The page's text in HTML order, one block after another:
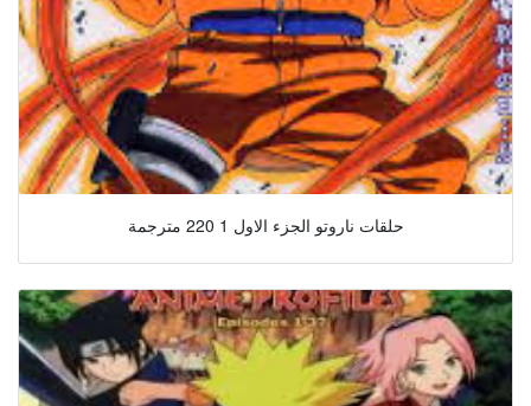
حلقات ناروتو الجزء الاول 1 220 مترجمة